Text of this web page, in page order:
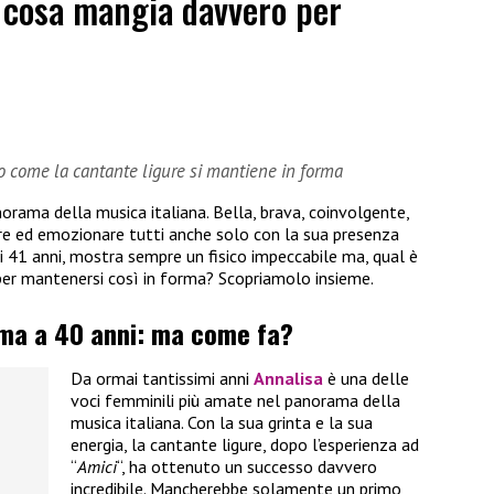
come la cantante ligure si mantiene in forma
della musica italiana. Bella, brava, coinvolgente,
ed emozionare tutti anche solo con la sua presenza
anni, mostra sempre un fisico impeccabile ma, qual è
mantenersi così in forma? Scopriamolo insieme.
a 40 anni: ma come fa?
Da ormai tantissimi anni Annalisa è una delle
voci femminili più amate nel panorama della
musica italiana. Con la sua grinta e la sua
energia, la cantante ligure, dopo l’esperienza ad
“Amici“, ha ottenuto un successo davvero
incredibile. Mancherebbe solamente un primo